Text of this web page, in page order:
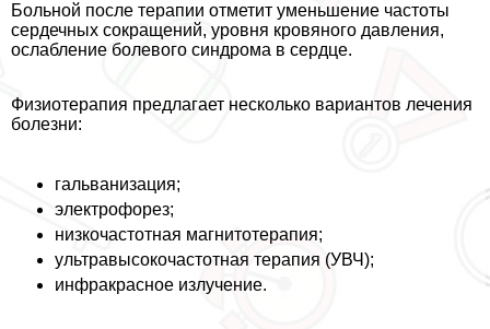
Больной после терапии отметит уменьшение частоты
сердечных сокращений, уровня кровяного давления,
ослабление болевого синдрома в сердце.
Физиотерапия предлагает несколько вариантов лечения
болезни:
гальванизация;
электрофорез;
низкочастотная магнитотерапия;
ультравысокочастотная терапия (УВЧ);
инфpaкрасное излучение.